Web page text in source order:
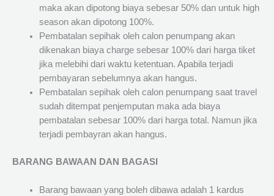
maka akan dipotong biaya sebesar 50% dan untuk high
season akan dipotong 100%.
Pembatalan sepihak oleh calon penumpang akan
dikenakan biaya charge sebesar 100% dari harga tiket
jika melebihi dari waktu ketentuan. Apabila terjadi
pembayaran sebelumnya akan hangus.
Pembatalan sepihak oleh calon penumpang saat travel
sudah ditempat penjemputan maka ada biaya
pembatalan sebesar 100% dari harga total. Namun jika
terjadi pembayran akan hangus.
BARANG BAWAAN DAN BAGASI
Barang bawaan yang boleh dibawa adalah 1 kardus